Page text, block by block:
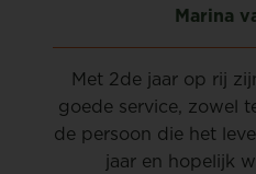
Marina
Met 2de jaar op rij
goede service, zowel
de persoon die het
jaar en hopelijk